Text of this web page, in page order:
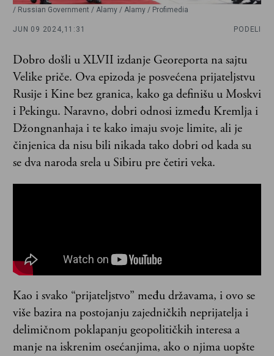
/ Russian Government / Alamy / Alamy / Profimedia
JUN 09 2024, 11:31 PODELI
Dobro došli u XLVII izdanje Georeporta na sajtu
Velike priče. Ova epizoda je posvećena prijateljstvu
Rusije i Kine bez granica, kako ga definišu u Moskvi
i Pekingu. Naravno, dobri odnosi između Kremlja i
Džongnanhaja i te kako imaju svoje limite, ali je
činjenica da nisu bili nikada tako dobri od kada su
se dva naroda srela u Sibiru pre četiri veka.
Kao i svako “prijateljstvo” među državama, i ovo se
više bazira na postojanju zajedničkih neprijatelja i
delimičnom poklapanju geopolitičkih interesa a
manje na iskrenim osećanjima, ako o njima uopšte